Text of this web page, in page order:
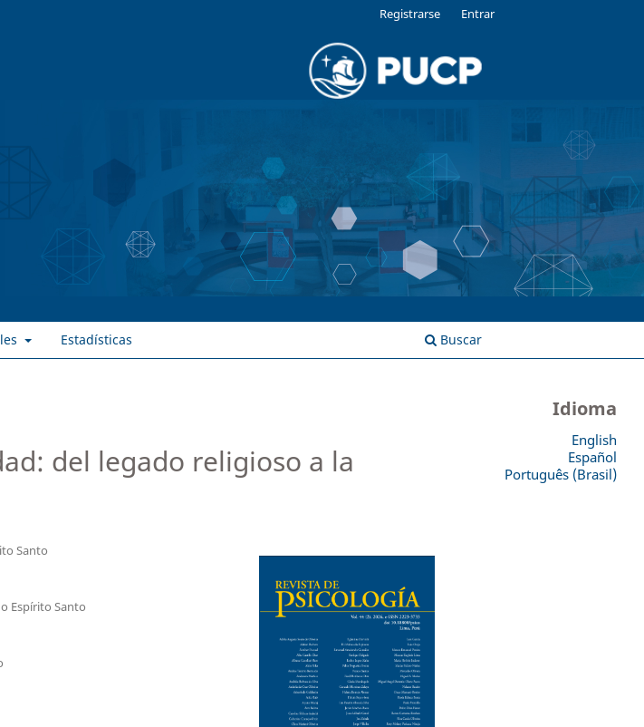
Estadísticas Buscar
Registrarse Entrar
del legado religioso a la
Santo
Espírito Santo
Idioma
English
Español
Português (Brasil)